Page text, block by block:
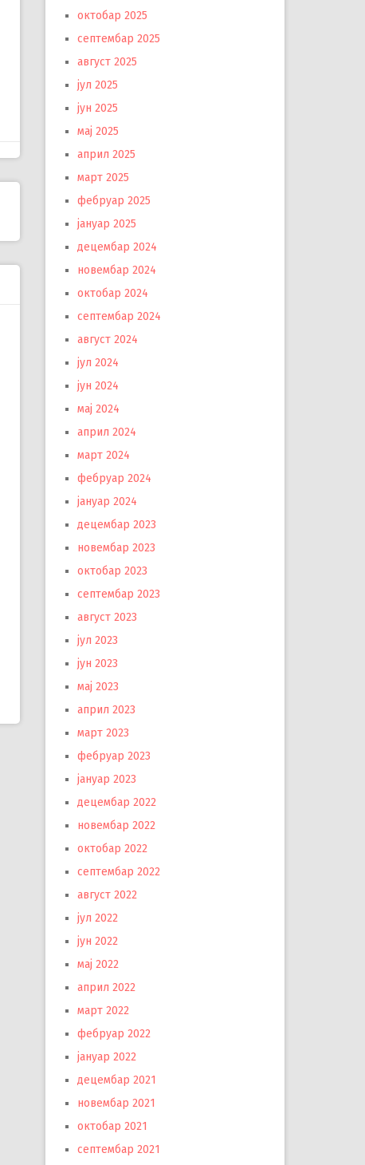
октобар 2025
септембар 2025
август 2025
јул 2025
јун 2025
мај 2025
април 2025
март 2025
фебруар 2025
јануар 2025
децембар 2024
новембар 2024
октобар 2024
септембар 2024
август 2024
јул 2024
јун 2024
мај 2024
април 2024
март 2024
фебруар 2024
јануар 2024
децембар 2023
новембар 2023
октобар 2023
септембар 2023
август 2023
јул 2023
јун 2023
мај 2023
април 2023
март 2023
фебруар 2023
јануар 2023
децембар 2022
новембар 2022
октобар 2022
септембар 2022
август 2022
јул 2022
јун 2022
мај 2022
април 2022
март 2022
фебруар 2022
јануар 2022
децембар 2021
новембар 2021
октобар 2021
септембар 2021